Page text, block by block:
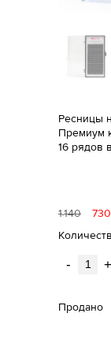
Ресницы
Премиум
16 рядов
1140 730
- +
Продано